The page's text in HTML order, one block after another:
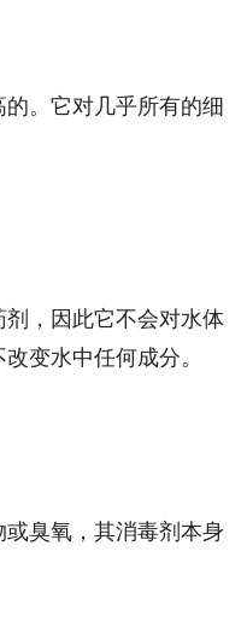
。它对几乎所有的细
，因此它不会对水体
变水中任何成分。
臭氧，其消毒剂本身